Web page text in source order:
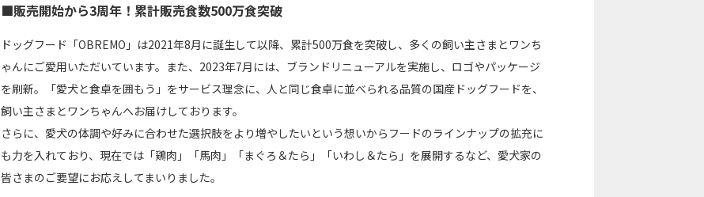
■販売開始から3周年！累計販売食数500万食突破
ドッグフード「OBREMO」は2021年8月に誕生して以降、累計500万食を突破し、多くの飼い主さまとワンち
ゃんにご愛用いただいています。また、2023年7月には、ブランドリニューアルを実施し、ロゴやパッケージ
を刷新。「愛犬と食卓を囲もう」をサービス理念に、人と同じ食卓に並べられる品質の国産ドッグフードを、
飼い主さまとワンちゃんへお届けしております。
さらに、愛犬の体調や好みに合わせた選択肢をより増やしたいという想いからフードのラインナップの拡充に
も力を入れており、現在では「鶏肉」「馬肉」「まぐろ＆たら」「いわし＆たら」を展開するなど、愛犬家の
皆さまのご要望にお応えしてまいりました。